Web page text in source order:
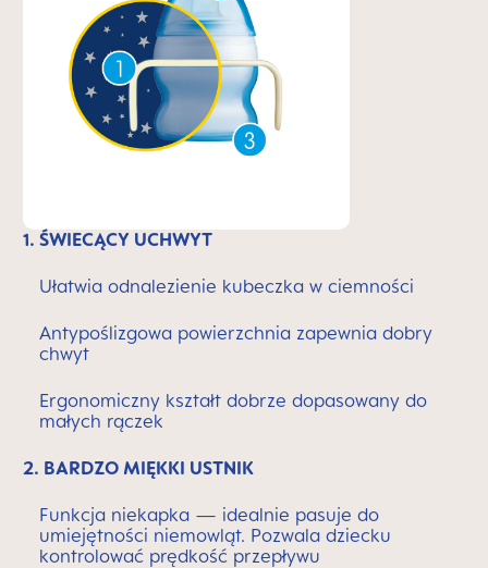
1. ŚWIECĄCY UCHWYT
Ułatwia odnalezienie kubeczka w ciemności
Antypoślizgowa powierzchnia zapewnia dobry
chwyt
Ergonomiczny kształt dobrze dopasowany do
małych rączek
2. BARDZO MIĘKKI USTNIK
Funkcja niekapka — idealnie pasuje do
umiejętności niemowląt. Pozwala dziecku
kontrolować prędkość przepływu